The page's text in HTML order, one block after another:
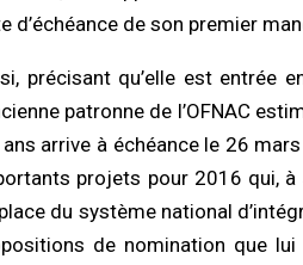
d’échéance de son premier
précisant qu’elle est entrée
patronne de l’OFNAC
arrive à échéance le 26
projets pour 2016 qui, à
du système national
de nomination que
05/